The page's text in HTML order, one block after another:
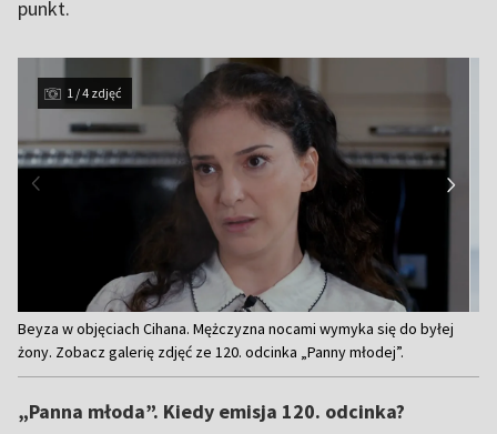
punkt.
1 / 4 zdjęć
Item
1
of
Beyza w objęciach Cihana. Mężczyzna nocami wymyka się do byłej
żony. Zobacz galerię zdjęć ze 120. odcinka „Panny młodej”.
„Panna młoda”. Kiedy emisja 120. odcinka?